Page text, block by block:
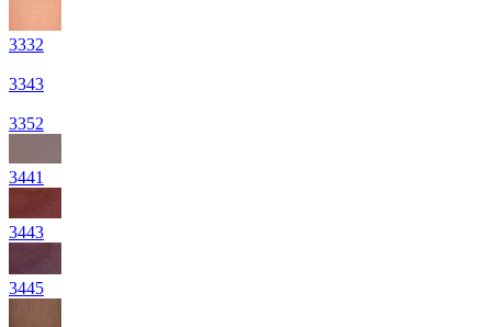
3332
3343
3352
3441
3443
3445